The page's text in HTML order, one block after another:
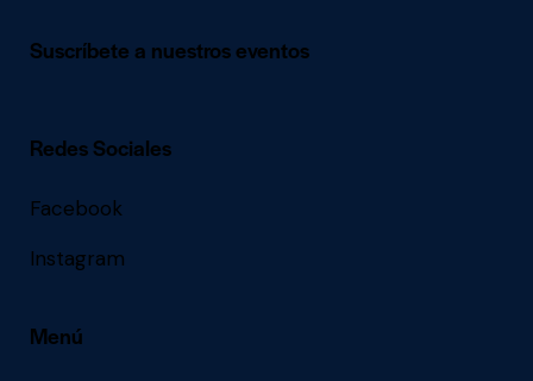
Suscríbete a nuestros eventos
Redes Sociales
Facebook
Instagram
Menú